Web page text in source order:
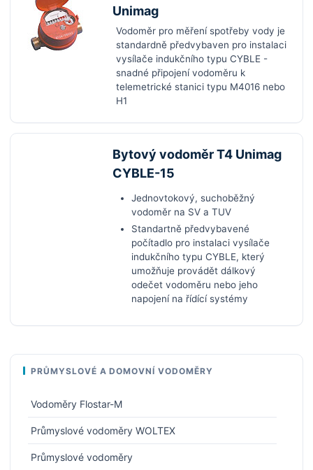
Unimag
Vodoměr pro měření spotřeby vody je
standardně předvybaven pro instalaci
vysílače indukčního typu CYBLE -
snadné připojení vodoměru k
telemetrické stanici typu M4016 nebo
H1
Bytový vodoměr T4 Unimag
CYBLE-15
Jednovtokový, suchoběžný
vodoměr na SV a TUV
Standartně předvybavené
počítadlo pro instalaci vysílače
indukčního typu CYBLE, který
umožňuje provádět dálkový
odečet vodoměru nebo jeho
napojení na řídící systémy
PRŮMYSLOVÉ A DOMOVNÍ VODOMĚRY
Vodoměry Flostar-M
Průmyslové vodoměry WOLTEX
Průmyslové vodoměry